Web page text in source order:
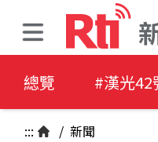
總覽 #漢光42
::: / 新聞